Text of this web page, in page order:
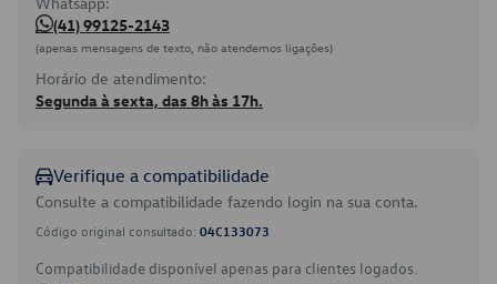
(41) 99125-2143
(apenas mensagens de texto, não atendemos ligações)
Horário de atendimento:
Segunda à sexta, das 8h às 17h.
Verifique a compatibilidade
Consulte a compatibilidade fazendo login na sua conta.
Código original consultado: 04C133073
Compatibilidade disponível apenas para clientes logados.